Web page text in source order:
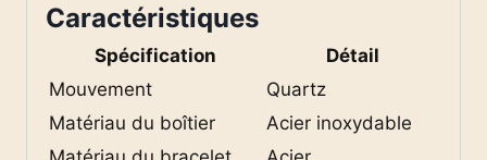
Caractéristiques
Spécification
Détail
Mouvement
Quartz
Matériau du boîtier
Acier inoxydable